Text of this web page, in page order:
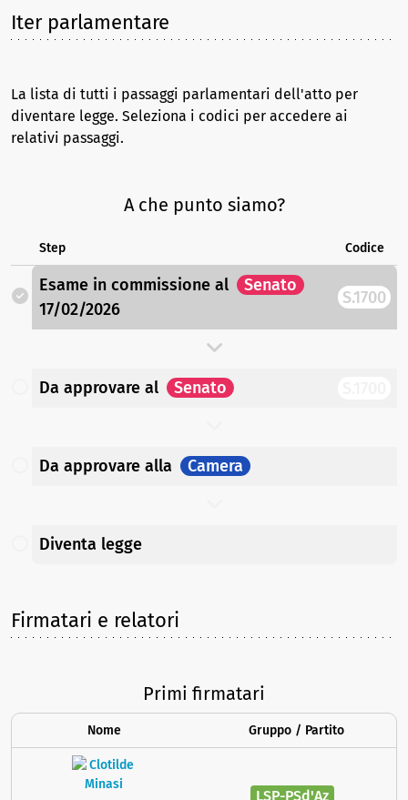
Iter parlamentare
La lista di tutti i passaggi parlamentari dell'atto per
diventare legge. Seleziona i codici per accedere ai
relativi passaggi.
A che punto siamo?
Step Codice
Esame in commissione al
Senato
17/02/2026
S.1700
Da approvare al Senato
Da approvare alla Camera
Diventa legge
Firmatari e relatori
Primi firmatari
Nome Gruppo / Partito
LSP-PSd'Az